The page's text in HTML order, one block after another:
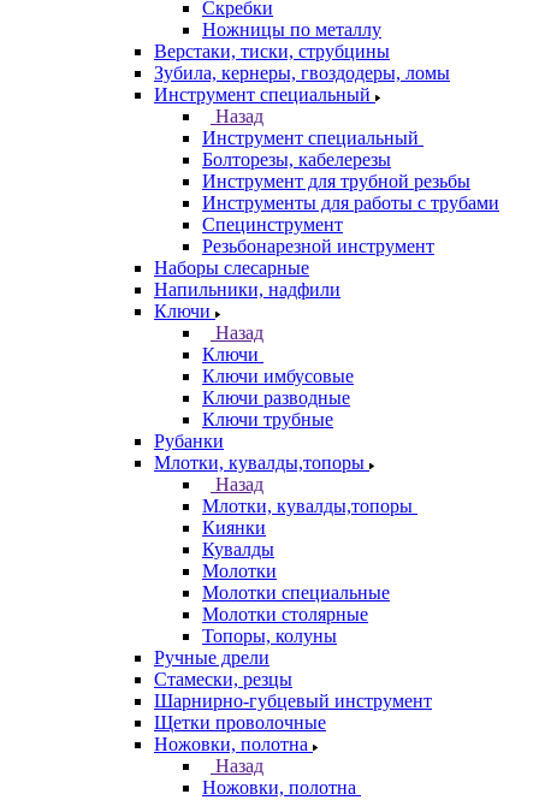
Скребки
Ножницы по металлу
Верстаки, тиски, струбцины
Зубила, кернеры, гвоздодеры, ломы
Инструмент специальный
Назад
Инструмент специальный
Болторезы, кабелерезы
Инструмент для трубной резьбы
Инструменты для работы с трубами
Специнструмент
Резьбонарезной инструмент
Наборы слесарные
Напильники, надфили
Ключи
Назад
Ключи
Ключи имбусовые
Ключи разводные
Ключи трубные
Рубанки
Млотки, кувалды,топоры
Назад
Млотки, кувалды,топоры
Киянки
Кувалды
Молотки
Молотки специальные
Молотки столярные
Топоры, колуны
Ручные дрели
Стамески, резцы
Шарнирно-губцевый инструмент
Щетки проволочные
Ножовки, полотна
Назад
Ножовки, полотна